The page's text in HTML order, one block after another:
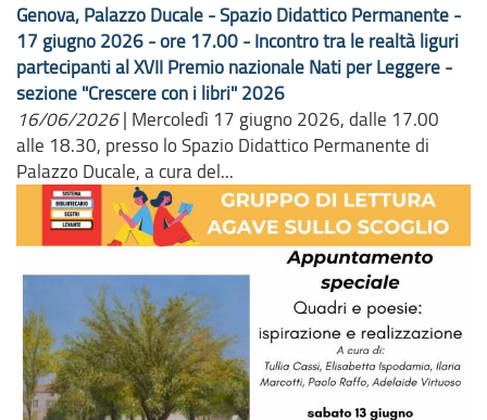
Genova, Palazzo Ducale - Spazio Didattico Permanente -
17 giugno 2026 - ore 17.00 - Incontro tra le realtà liguri
partecipanti al XVII Premio nazionale Nati per Leggere -
sezione "Crescere con i libri" 2026
16/06/2026 | Mercoledì 17 giugno 2026, dalle 17.00
alle 18.30, presso lo Spazio Didattico Permanente di
Palazzo Ducale, a cura del...